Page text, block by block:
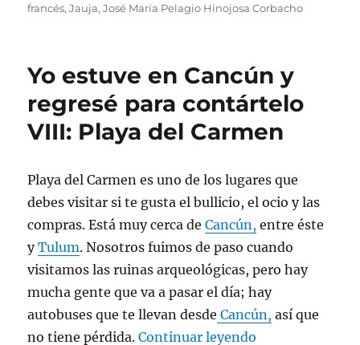
el
francés,Jauja,José María Pelagio Hinojosa Corbacho
Yo estuve en Cancún y
regresé para contártelo
VIII: Playa del Carmen
Playa del Carmen es uno de los lugares que
debes visitar si te gusta el bullicio, el ocio y las
compras. Está muy cerca deCancún, entre éste
yTulum. Nosotros fuimos de paso cuando
visitamos las ruinas arqueológicas, pero hay
mucha gente que va a pasar el día; hay
autobuses que te llevan desde Cancún, así que
no tiene pérdida.Continuar leyendo